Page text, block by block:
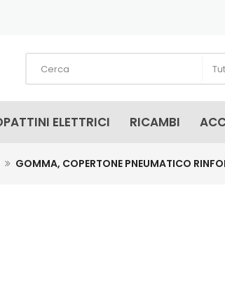
ELETTRICI RICAMBI
GOMMA, COPERTONE PNEUMATICO